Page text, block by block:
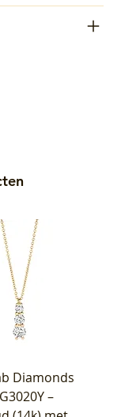
Diamonds
–